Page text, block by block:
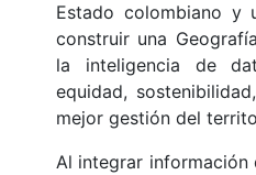
Estado colombiano y
construir una
la inteligencia de
equidad,
mejor gestión del
Al integrar información